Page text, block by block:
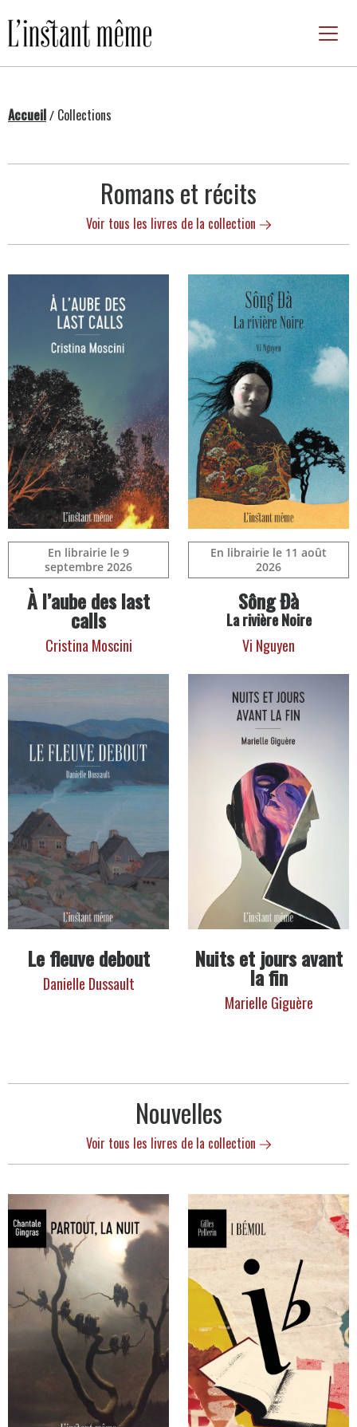
au
contenu
Accueil/ Collections
CollectionsRomans et récits
Voir tous les livres de la collection
En librairie le 9
septembre 2026
À l’aube des last
calls
Cristina Moscini
En librairie le 11 août
2026
Sông Đà
La rivière Noire
Vi Nguyen
Le fleuve debout
Danielle Dussault
Nuits et jours avant
la fin
Marielle Giguère
Nouvelles
Voir tous les livres de la collection